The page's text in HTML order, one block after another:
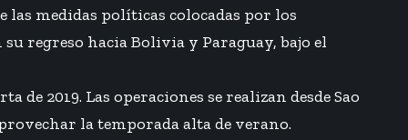
medidas políticas colocadas por los
regreso hacia Bolivia y Paraguay, bajo el
2019. Las operaciones se realizan desde Sao
la temporada alta de verano.